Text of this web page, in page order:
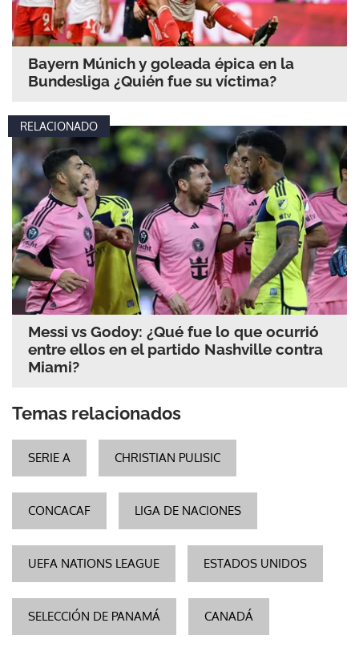
ACEPTAR
Bayern Múnich y goleada épica en la
Bundesliga ¿Quién fue su víctima?
RELACIONADO
Messi vs Godoy: ¿Qué fue lo que ocurrió
entre ellos en el partido Nashville contra
Miami?
Temas relacionados
SERIE A CHRISTIAN PULISIC
CONCACAF LIGA DE NACIONES
UEFA NATIONS LEAGUE ESTADOS UNIDOS
SELECCIÓN DE PANAMÁ CANADÁ